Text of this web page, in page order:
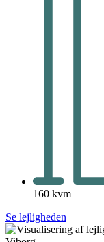
160 kvm
Se lejligheden